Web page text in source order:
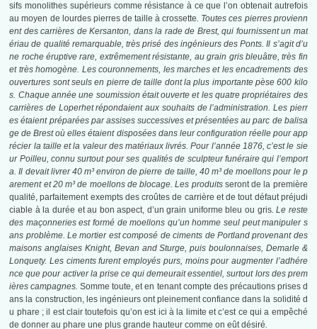
sifs monolithes supérieurs comme résistance à ce que l’on obtenait autrefois
au moyen de lourdes pierres de taille à crossette. Toutes ces pierres provienn
ent des carrières de Kersanton, dans la rade de Brest, qui fournissent un mat
ériau de qualité remarquable, très prisé des ingénieurs des Ponts. Il s’agit d’u
ne roche éruptive rare, extrêmement résistante, au grain gris bleuâtre, très fin
et très homogène. Les couronnements, les marches et les encadrements des
ouvertures sont seuls en pierre de taille dont la plus importante pèse 600 kilo
s. Chaque année une soumission était ouverte et les quatre propriétaires des
carrières de Loperhet répondaient aux souhaits de l’administration. Les pierr
es étaient préparées par assises successives et présentées au parc de balisa
ge de Brest où elles étaient disposées dans leur configuration réelle pour app
récier la taille et la valeur des matériaux livrés. Pour l’année 1876, c’est le sie
ur Poilleu, connu surtout pour ses qualités de sculpteur funéraire qui l’emport
a. Il devait livrer 40 m³ environ de pierre de taille, 40 m³ de moellons pour le p
arement et 20 m³ de moellons de blocage. Les produits seront de la première
qualité, parfaitement exempts des croûtes de carrière et de tout défaut préjudi
ciable à la durée et au bon aspect, d’un grain uniforme bleu ou gris. Le reste
des maçonneries est formé de moellons qu’un homme seul peut manipuler s
ans problème. Le mortier est composé de ciments de Portland provenant des
maisons anglaises Knight, Bevan and Sturge, puis boulonnaises, Demarle &
Lonquety. Les ciments furent employés purs, moins pour augmenter l’adhére
nce que pour activer la prise ce qui demeurait essentiel, surtout lors des prem
ières campagnes.Somme toute, et en tenant compte des précautions prises d
ans la construction, les ingénieurs ont pleinement confiance dans la solidité d
u phare ; il est clair toutefois qu’on est ici à la limite et c’est ce qui a empêché
de donner au phare une plus grande hauteur comme on eût désiré.